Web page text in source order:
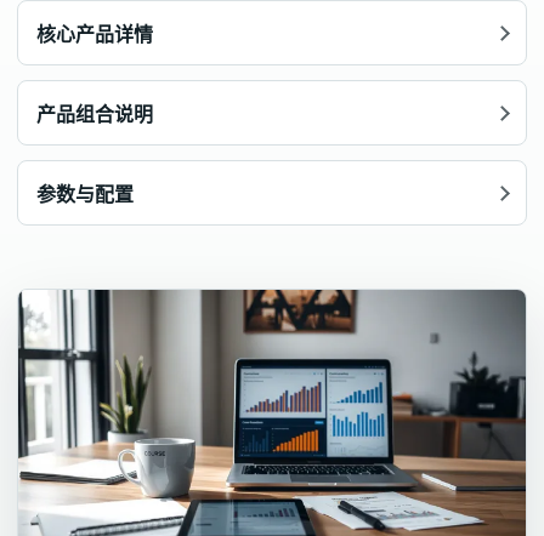
核心产品详情
产品组合说明
参数与配置